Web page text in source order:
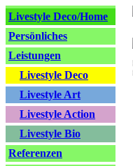
Livestyle Deco/Home
Persönliches
Leistungen
Livestyle Deco
Livestyle Art
Livestyle Action
Livestyle Bio
Referenzen